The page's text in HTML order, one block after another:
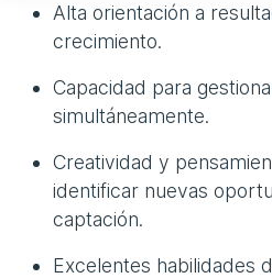
Alta orientación a
crecimiento.
Capacidad para
simultáneamente.
Creatividad y
identificar nuevas
captación.
Excelentes habilidades